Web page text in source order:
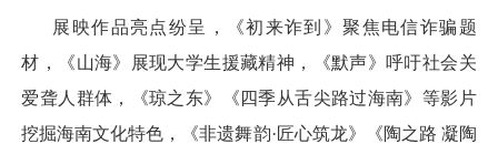
展映作品亮点纷呈，《初来诈到》聚焦电信诈骗题
材，《山海》展现大学生援藏精神，《默声》呼吁社会关
爱聋人群体，《琼之东》《四季从舌尖路过海南》等影片
挖掘海南文化特色，《非遗舞韵·匠心筑龙》《陶之路 凝陶